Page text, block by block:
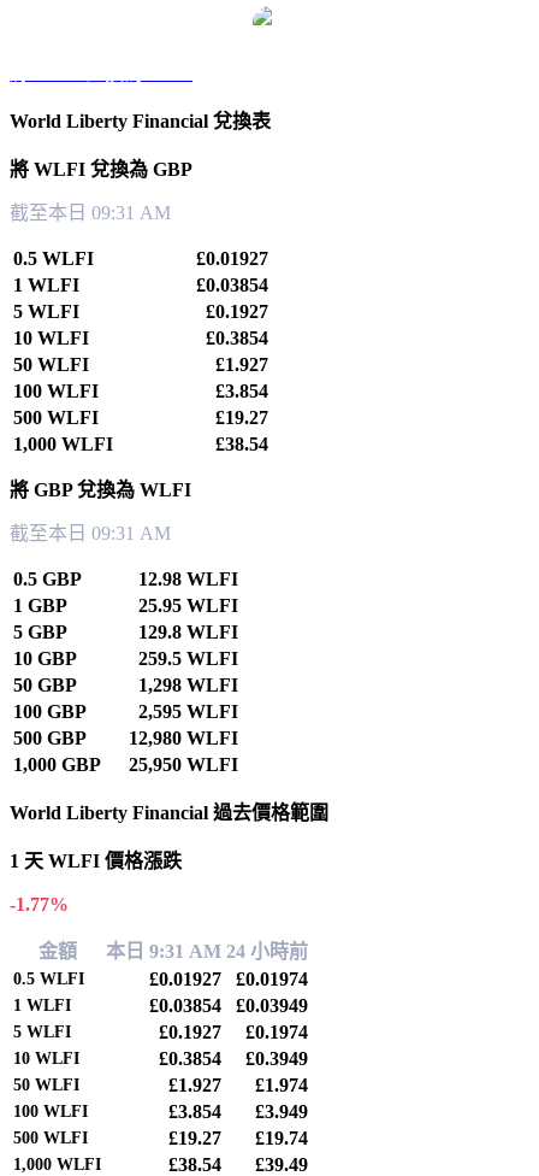
World Liberty Financial 兌換表
將 WLFI 兌換為 GBP
截至本日 09:31 AM
0.5 WLFI
£0.01927
1 WLFI
£0.03854
5 WLFI
£0.1927
10 WLFI
£0.3854
50 WLFI
£1.927
100 WLFI
£3.854
500 WLFI
£19.27
1,000 WLFI
£38.54
將 GBP 兌換為 WLFI
截至本日 09:31 AM
0.5 GBP
12.98 WLFI
1 GBP
25.95 WLFI
5 GBP
129.8 WLFI
10 GBP
259.5 WLFI
50 GBP
1,298 WLFI
100 GBP
2,595 WLFI
500 GBP
12,980 WLFI
1,000 GBP
25,950 WLFI
World Liberty Financial 過去價格範圍
1 天 WLFI 價格漲跌
-1.77%
金額 本日 9:31 AM 24 小時前
0.5 WLFI £0.01927 £0.01974
1 WLFI £0.03854 £0.03949
5 WLFI £0.1927 £0.1974
10 WLFI £0.3854 £0.3949
50 WLFI £1.927 £1.974
100 WLFI £3.854 £3.949
500 WLFI £19.27 £19.74
1,000 WLFI £38.54 £39.49